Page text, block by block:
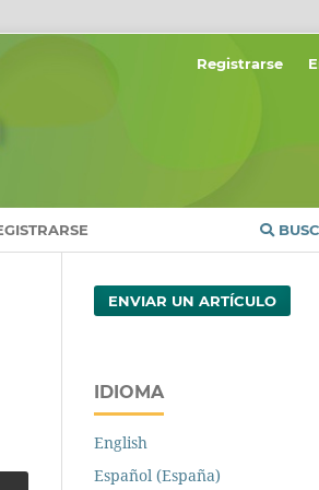
Registrarse
ENVIAR UN ARTÍCULO
IDIOMA
English
Español (España)